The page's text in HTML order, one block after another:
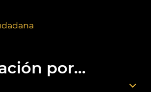
por...